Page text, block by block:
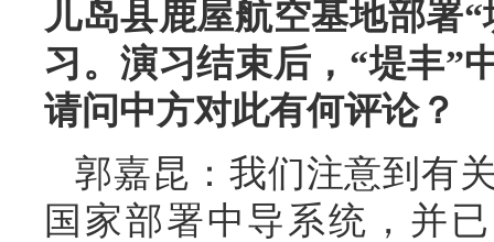
儿岛县鹿屋航空基地部署
习。演习结束后，“堤丰”
请问中方对此有何评论？
郭嘉昆：我们注意到有
国家部署中导系统，并